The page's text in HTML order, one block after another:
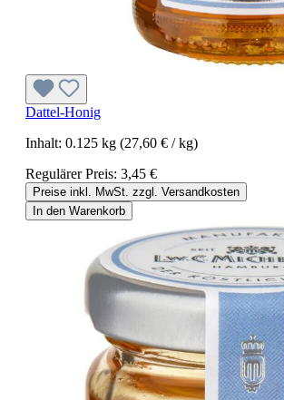
Dattel-Honig
Inhalt: 0.125 kg (27,60 € / kg)
Regulärer Preis: 3,45 €
Preise inkl. MwSt. zzgl. Versandkosten
In den Warenkorb